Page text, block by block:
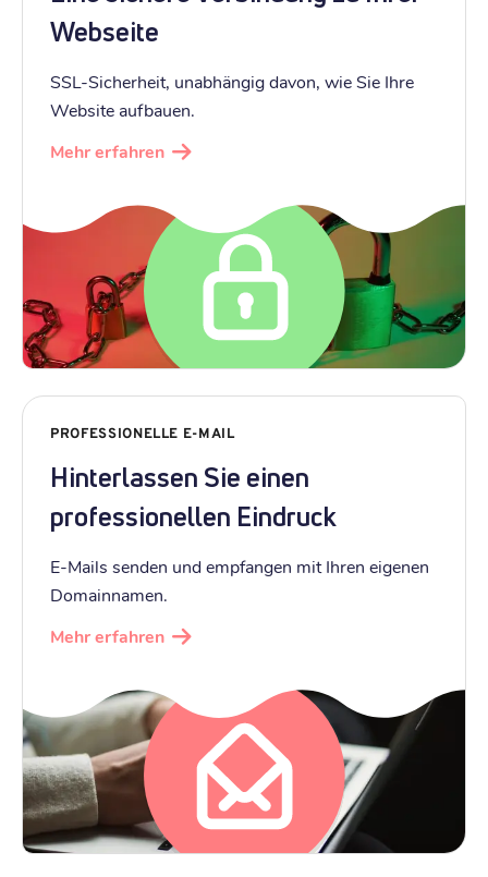
Webseite
SSL-Sicherheit, unabhängig davon, wie Sie Ihre
Website aufbauen.
Mehr erfahren
PROFESSIONELLE E-MAIL
Hinterlassen Sie einen
professionellen Eindruck
E-Mails senden und empfangen mit Ihren eigenen
Domainnamen.
Mehr erfahren